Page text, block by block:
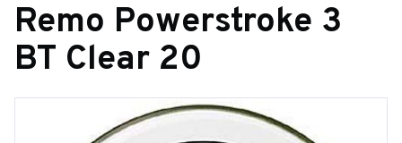
Remo Powerstroke 3
BT Clear 20